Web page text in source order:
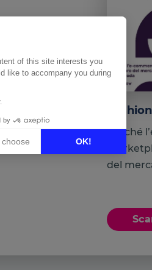
of this site interests you
like to accompany you during
by
OK!
Personalize Your Options
Perché
del